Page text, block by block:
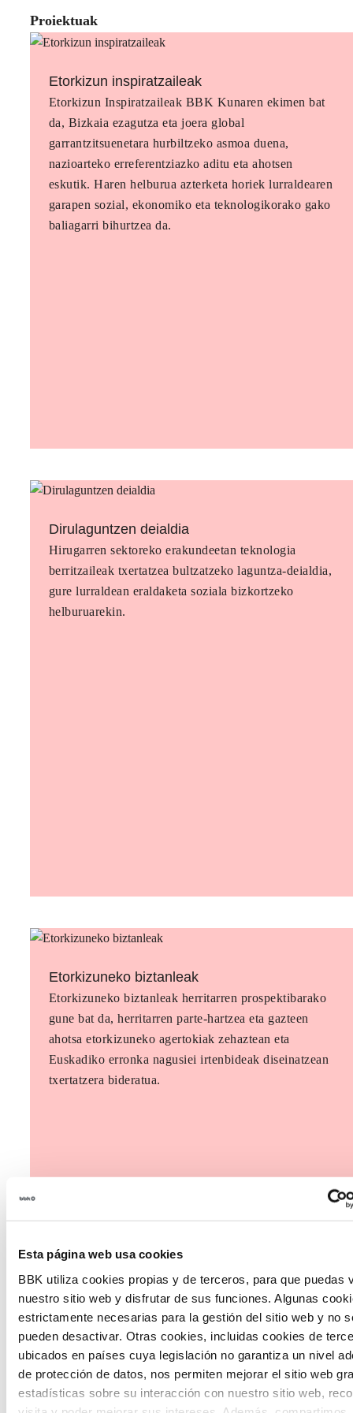
Esta página web usa cookies
BBK utiliza cookies propias y de terceros, para que puedas
nuestro sitio web y disfrutar de sus funciones. Algunas
estrictamente necesarias para la gestión del sitio web y no
pueden desactivar. Otras cookies, incluidas cookies de
ubicados en países cuya legislación no garantiza un nivel
de protección de datos, nos permiten mejorar el sitio web
estadísticas sobre su interacción con nuestro sitio web,
Proiektuak
Etorkizun inspiratzaileak
Etorkizun Inspiratzaileak BBK Kunaren ekimen bat
da, Bizkaia ezagutza eta joera global
garrantzitsuenetara hurbiltzeko asmoa duena,
nazioarteko erreferentziazko aditu eta ahotsen
eskutik. Haren helburua azterketa horiek lurraldearen
garapen sozial, ekonomiko eta teknologikorako gako
baliagarri bihurtzea da.
Dirulaguntzen deialdia
Hirugarren sektoreko erakundeetan teknologia
berritzaileak txertatzea bultzatzeko laguntza-deialdia,
gure lurraldean eraldaketa soziala bizkortzeko
helburuarekin.
Etorkizuneko biztanleak
Etorkizuneko biztanleak herritarren prospektibarako
gune bat da, herritarren parte-hartzea eta gazteen
ahotsa etorkizuneko agertokiak zehaztean eta
Euskadiko erronka nagusiei irtenbideak diseinatzean
txertatzera bideratua.